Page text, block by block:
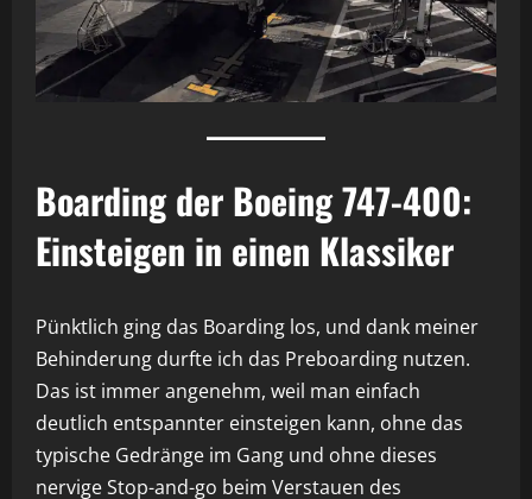
Boarding der Boeing 747-400:
Einsteigen in einen Klassiker
Pünktlich ging das Boarding los, und dank meiner
Behinderung durfte ich das Preboarding nutzen.
Das ist immer angenehm, weil man einfach
deutlich entspannter einsteigen kann, ohne das
typische Gedränge im Gang und ohne dieses
nervige Stop-and-go beim Verstauen des